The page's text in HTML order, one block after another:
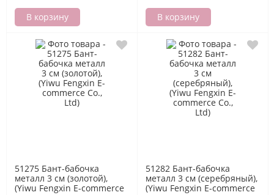
В корзину В корзину
51275 Бант-бабочка
металл 3 см (золотой),
(Yiwu Fengxin E-commerce
51282 Бант-бабочка
металл 3 см (серебряный),
(Yiwu Fengxin E-commerce